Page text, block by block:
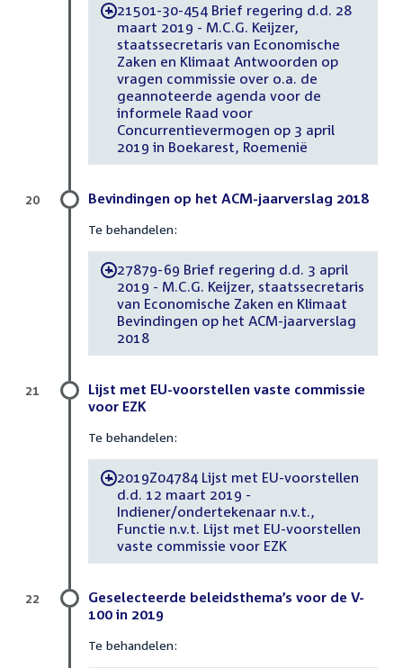
-21501-30-454 Brief regering d.d. 28
maart 2019 - M.C.G. Keijzer,
staatssecretaris van Economische
Zaken en Klimaat Antwoorden op
vragen commissie over o.a. de
geannoteerde agenda voor de
informele Raad voor
Concurrentievermogen op 3 april
2019 in Boekarest, Roemenië
Bevindingen op het ACM-jaarverslag 2018
Te behandelen:
-27879-69 Brief regering d.d. 3 april
2019 - M.C.G. Keijzer, staatssecretaris
van Economische Zaken en Klimaat
Bevindingen op het ACM-jaarverslag
2018
20
Lijst met EU-voorstellen vaste commissie
voor EZK
Te behandelen:
-2019Z04784 Lijst met EU-voorstellen
d.d. 12 maart 2019 -
Indiener/ondertekenaar n.v.t.,
Functie n.v.t. Lijst met EU-voorstellen
vaste commissie voor EZK
21
Geselecteerde beleidsthema’s voor de V-
100 in 2019
Te behandelen:
22